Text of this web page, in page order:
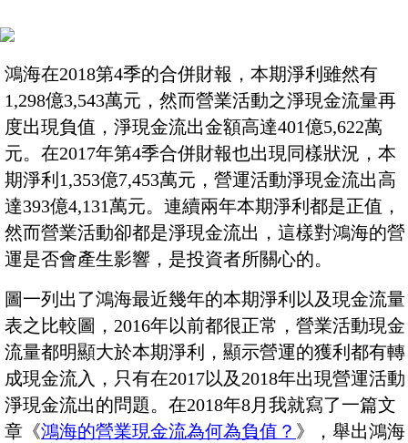
鴻海在2018第4季的合併財報，本期淨利雖然有
1,298億3,543萬元，然而營業活動之淨現金流量再
度出現負值，淨現金流出金額高達401億5,622萬
元。在2017年第4季合併財報也出現同樣狀況，本
期淨利1,353億7,453萬元，營運活動淨現金流出高
達393億4,131萬元。連續兩年本期淨利都是正值，
然而營業活動卻都是淨現金流出，這樣對鴻海的營
運是否會產生影響，是投資者所關心的。
圖一列出了鴻海最近幾年的本期淨利以及現金流量
表之比較圖，2016年以前都很正常，營業活動現金
流量都明顯大於本期淨利，顯示營運的獲利都有轉
成現金流入，只有在2017以及2018年出現營運活動
淨現金流出的問題。在2018年8月我就寫了一篇文
章《鴻海的營業現金流為何為負值？ 》，舉出鴻海